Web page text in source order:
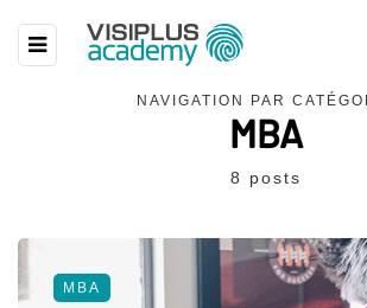
NAVIGATION PAR
MBA
8 posts
MBA